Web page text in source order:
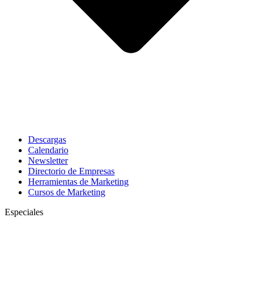
Descargas
Calendario
Newsletter
Directorio de Empresas
Herramientas de Marketing
Cursos de Marketing
Especiales